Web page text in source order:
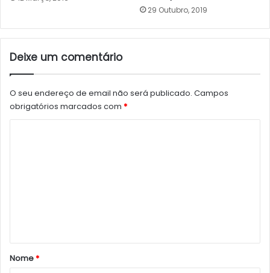
29 Outubro, 2019
Deixe um comentário
O seu endereço de email não será publicado. Campos
obrigatórios marcados com *
r
Nome*